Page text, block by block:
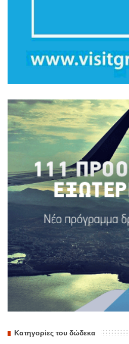
Κατηγορίες του δώδεκα